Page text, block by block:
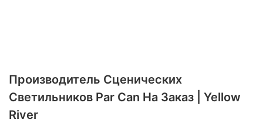
Производитель Сценических
Светильников Par Can На Заказ | Yellow
River